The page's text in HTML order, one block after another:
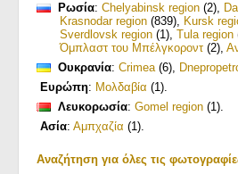
Ρωσία: Chelyabinsk region (2),
Krasnodar region (839), Kursk
Sverdlovsk region (1), Tula region
Όμπλαστ του Μπέλγκοροντ (2),
Ουκρανία: Crimea(6),
Ευρώπη: Μολδαβία (1).
Λευκορωσία: Gomel region (1).
Ασία: Αμπχαζία (1).
Αναζήτηση για όλες τις